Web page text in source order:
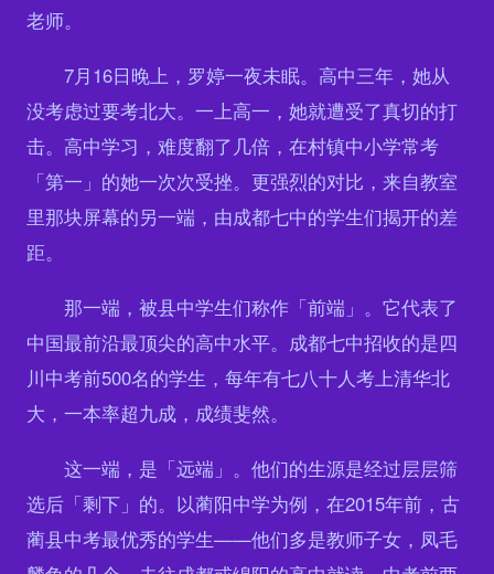
老师。
7月16日晚上，罗婷一夜未眠。高中三年，她从
没考虑过要考北大。一上高一，她就遭受了真切的打
击。高中学习，难度翻了几倍，在村镇中小学常考
「第一」的她一次次受挫。更强烈的对比，来自教室
里那块屏幕的另一端，由成都七中的学生们揭开的差
距。
那一端，被县中学生们称作「前端」。它代表了
中国最前沿最顶尖的高中水平。成都七中招收的是四
川中考前500名的学生，每年有七八十人考上清华北
大，一本率超九成，成绩斐然。
这一端，是「远端」。他们的生源是经过层层筛
选后「剩下」的。以蔺阳中学为例，在2015年前，古
蔺县中考最优秀的学生——他们多是教师子女，凤毛